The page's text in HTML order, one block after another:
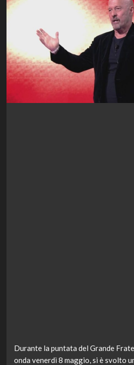
Durante la puntata del Grande
onda venerdì 8 maggio, si è svolto